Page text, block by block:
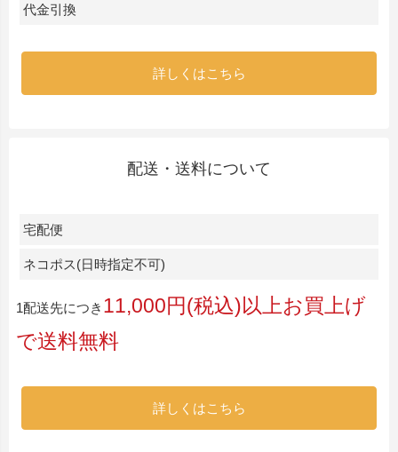
代金引換
詳しくはこちら
配送・送料について
宅配便
ネコポス(日時指定不可)
1配送先につき 11,000円(税込)以上お買上げ
で送料無料
詳しくはこちら